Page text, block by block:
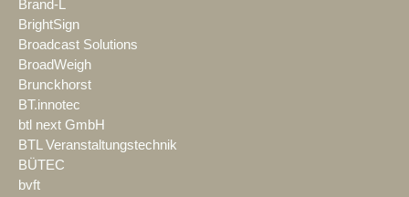
Brand-L
BrightSign
Broadcast Solutions
BroadWeigh
Brunckhorst
BT.innotec
btl next GmbH
BTL Veranstaltungstechnik
BÜTEC
bvft